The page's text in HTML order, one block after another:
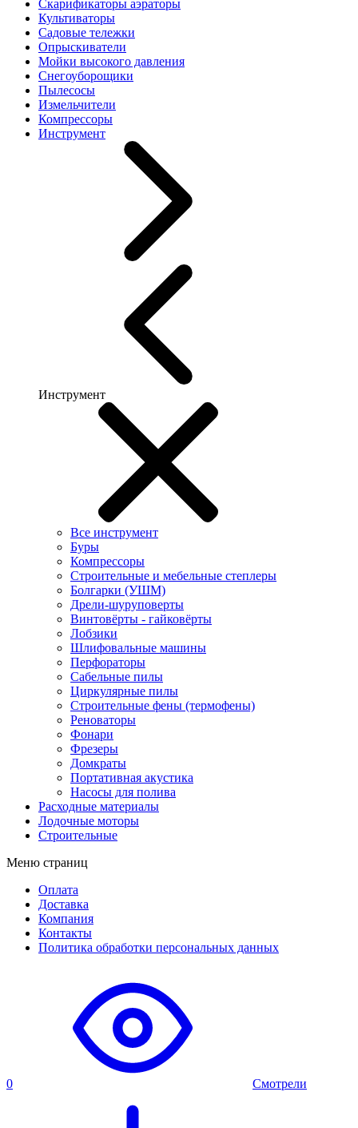
Скарификаторы аэраторы
Культиваторы
Садовые тележки
Опрыскиватели
Мойки высокого давления
Снегоуборощики
Пылесосы
Измельчители
Компрессоры
Инструмент
Инструмент
Все инструмент
Буры
Компрессоры
Строительные и мебельные степлеры
Болгарки (УШМ)
Дрели-шуруповерты
Винтовёрты - гайковёрты
Лобзики
Шлифовальные машины
Перфораторы
Сабельные пилы
Циркулярные пилы
Строительные фены (термофены)
Реноваторы
Фонари
Фрезеры
Домкраты
Портативная акустика
Насосы для полива
Расходные материалы
Лодочные моторы
Строительные
Меню страниц
Оплата
Доставка
Компания
Контакты
Политика обработки персональных данных
0 Смотрели